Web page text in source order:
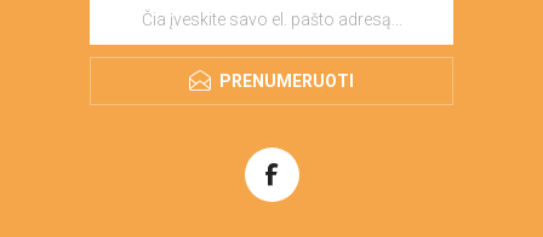
PRENUMERUOTI